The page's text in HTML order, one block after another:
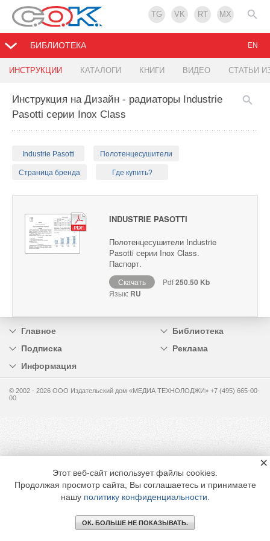
TG VK RT MX
БИБЛИОТЕКА
ИНСТРУКЦИИ КАТАЛОГИ КНИГИ ВИДЕО СТАТЬИ
EN
Инструкция на Дизайн - радиаторы Industrie
Pasotti серии Inox Class
Industrie Pasotti Полотенцесушители
Страница бренда Где купить?
INDUSTRIE PASOTTI
Полотенцесушители Industrie
Pasotti серии Inox Class.
Паспорт.
Скачать Pdf250.50 Kb
Язык: RU
Главное
Библиотека
Подписка
Реклама
Информация
© 2002 - 2026 OOO Издательский дом «МЕДИА ТЕХНОЛОДЖИ» +7 (495) 665-00-
00
Этот веб-сайт использует файлы cookies.
Продолжая просмотр сайта, Вы соглашаетесь и принимаете
нашу политику конфиденциальности
ОК. БОЛЬШЕ НЕ ПОКАЗЫВАТЬ.
×